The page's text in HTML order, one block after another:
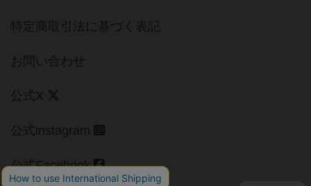
特定商取引法に基づく表記
お問い合わせ
公式X
公式instagram
公式Facebook